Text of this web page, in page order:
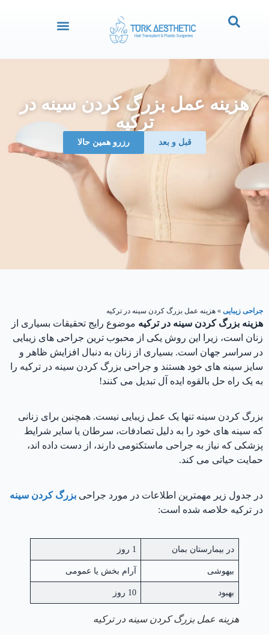
هزینه عمل بزرگ کردن سینه در
ترکیه
قبل و بعد رزرو همین حالا
جراحی زیبایی » هزینه عمل بزرگ کردن سینه در ترکیه
هزینه بزرگ کردن سینه در ترکیه موضوع رایج تحقیقات بسیاری از
زنان است، زیرا این روش یکی از محبوب ترین جراحی های زیبایی
در سراسر جهان است. بسیاری از زنان به دنبال افزایش ظاهر و
سایز سینه های خود هستند و جراحی بزرگ کردن سینه در ترکیه را
به یک راه حل بالقوه ایده آل تبدیل می کنند!
بزرگ کردن سینه تنها یک عمل زیبایی نیست. همچنین برای زنانی
که سینه های خود را به دلیل تصادفات، سرطان یا سایر شرایط
پزشکی که نیاز به جراحی ماستکتومی دارند، از دست داده اند،
حمایت حیاتی می کند.
در جدول زیر مهمترین اطلاعات در مورد جراحی بزرگ کردن سینه
در ترکیه خلاصه شده است:
در بیمارستان بمان 1 روز
بیهوشی آرام بخش یا عمومی
بهبود 10 روز
هزینه عمل بزرگ کردن سینه در ترکیه